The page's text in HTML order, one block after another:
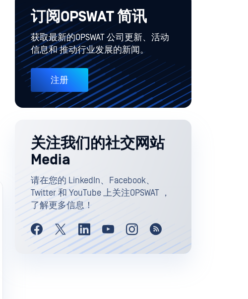
订阅OPSWAT 简讯
获取最新的OPSWAT 公司更新、活动
信息和 推动行业发展的新闻。
注册
关注我们的社交网站
Media
请在您的 LinkedIn、Facebook、
Twitter 和 YouTube 上关注OPSWAT ，
了解更多信息！